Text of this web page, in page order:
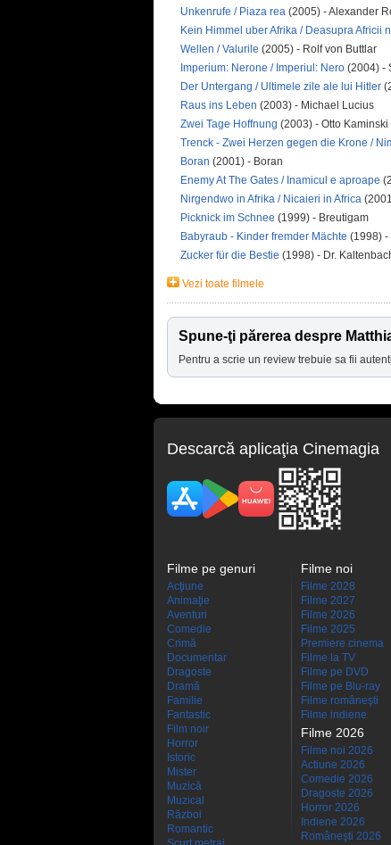
Unkenrufe / Piaza rea (2005) - Alexander
Kein Himmel uber Afrika / Deasupra Africii
Wellen / Valurile (2005) - Rolf von Buttlar
Imperium: Nerone / Imperiul: Nero (2004) -
Der Untergang / Ultimele zile ale lui Hitler
Raus ins Leben (2003) - Michael Lucius
Zwei Tage Hoffnung (2003) - Otto Kaminski
Trenck - Zwei Herzen gegen die Krone /
Boran (2001) - Boran
Enemy At The Gates / Inamicul e aproape
Nirgendwo in Afrika / Nicaieri in Africa
Picknick im Schnee (1999) - Breutigam
Babyraub - Kinder fremder Mächte (1998) -
Zucker für die Bestie (1998) - Dr.
Vezi toate filmele
Spune-ţi părerea despre
Pentru a scrie un review trebuie sa fii
Descarcă aplicaţia Cinemagia
Filme pe genuri
Acţiune
Animaţie
Aventuri
Comedie
Crimă
Documentar
Dragoste
Dramă
Familie
Fantastic
Film noir
Horror
Istoric
Mister
Muzică
Muzical
Război
Romantic
Filme noi
Filme 2028
Filme 2027
Filme 2026
Filme 2025
Premiere cinema
Filme la TV
Filme pe DVD
Filme pe Blu-ray
Filme româneşti
Filme indiene
Filme 2026
Filme noi 2026
Actiune 2026
Comedie 2026
Dragoste 2026
Horror 2026
Indiene 2026
Româneşti 2026